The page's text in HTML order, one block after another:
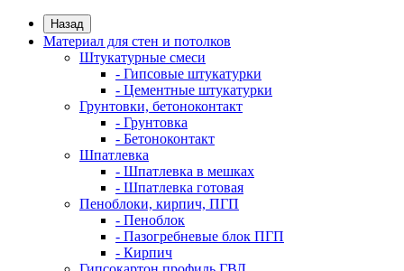
Назад
Материал для стен и потолков
Штукатурные смеси
- Гипсовые штукатурки
- Цементные штукатурки
Грунтовки, бетоноконтакт
- Грунтовка
- Бетоноконтакт
Шпатлевка
- Шпатлевка в мешках
- Шпатлевка готовая
Пеноблоки, кирпич, ПГП
- Пеноблок
- Пазогребневые блок ПГП
- Кирпич